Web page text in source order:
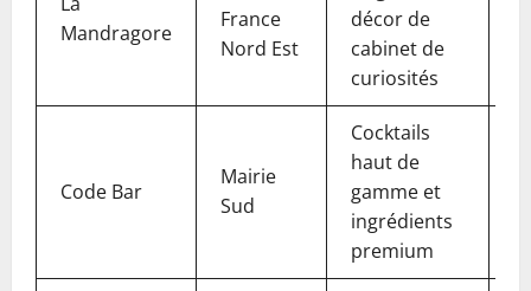
Mandragore
France
Nord Est
décor de
cabinet de
curiosités
Code Bar
Mairie
Sud
Cocktails
haut de
gamme et
ingrédients
premium